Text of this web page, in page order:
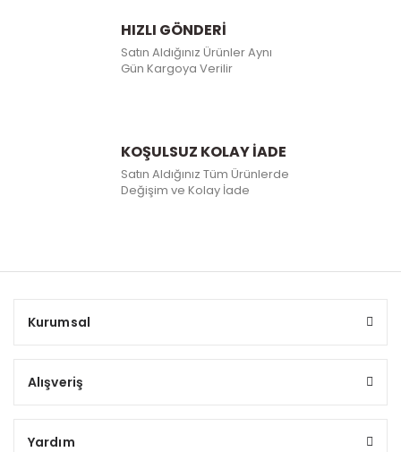
HIZLI GÖNDERİ
Satın Aldığınız Ürünler Aynı
Gün Kargoya Verilir
KOŞULSUZ KOLAY İADE
Satın Aldığınız Tüm Ürünlerde
Değişim ve Kolay İade
Kurumsal
Alışveriş
Yardım